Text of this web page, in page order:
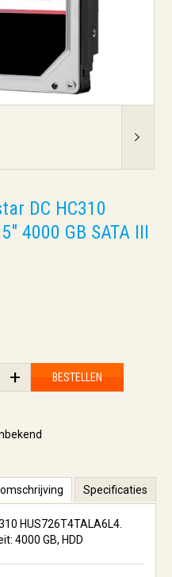
DC HC310
4000 GB SATA III
+ BESTELLEN
Specificaties
HUS726T4TALA6L4.
4000 GB, HDD